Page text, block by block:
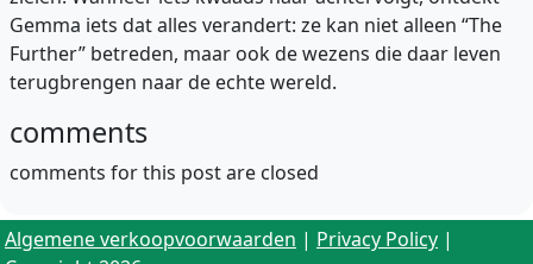
Gemma iets dat alles verandert: ze kan niet alleen “The
Further” betreden, maar ook de wezens die daar leven
terugbrengen naar de echte wereld.
comments
comments for this post are closed
Algemene verkoopvoorwaarden | Privacy Policy |